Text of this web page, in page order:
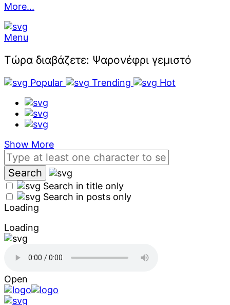
More...
Menu
Τώρα διαβάζετε: Ψαρονέφρι γεμιστό
Popular Trending Hot
Show More
Search in title only
Search in posts only
Loading
Loading
Open